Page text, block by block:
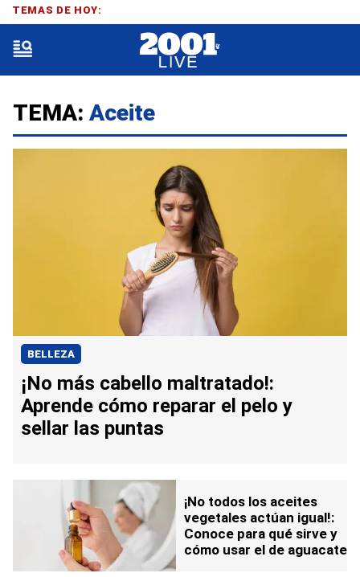
TEMA: Aceite
BELLEZA
¡No más cabello maltratado!:
Aprende cómo reparar el pelo y
sellar las puntas
¡No todos los aceites
vegetales actúan igual!:
Conoce para qué sirve y
cómo usar el de aguacate
TEMAS DE HOY: